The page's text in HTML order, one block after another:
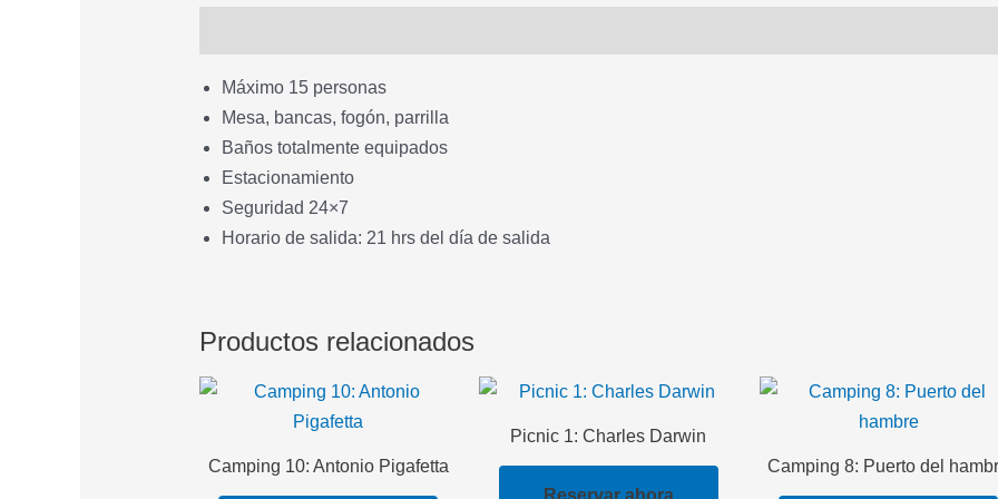
Máximo 15 personas
Mesa, bancas, fogón, parrilla
Baños totalmente equipados
Estacionamiento
Seguridad 24×7
Horario de salida: 21 hrs del día de salida
Productos relacionados
Camping 10: Antonio Pigafetta
Picnic 1: Charles Darwin
Camping 8: Puerto del